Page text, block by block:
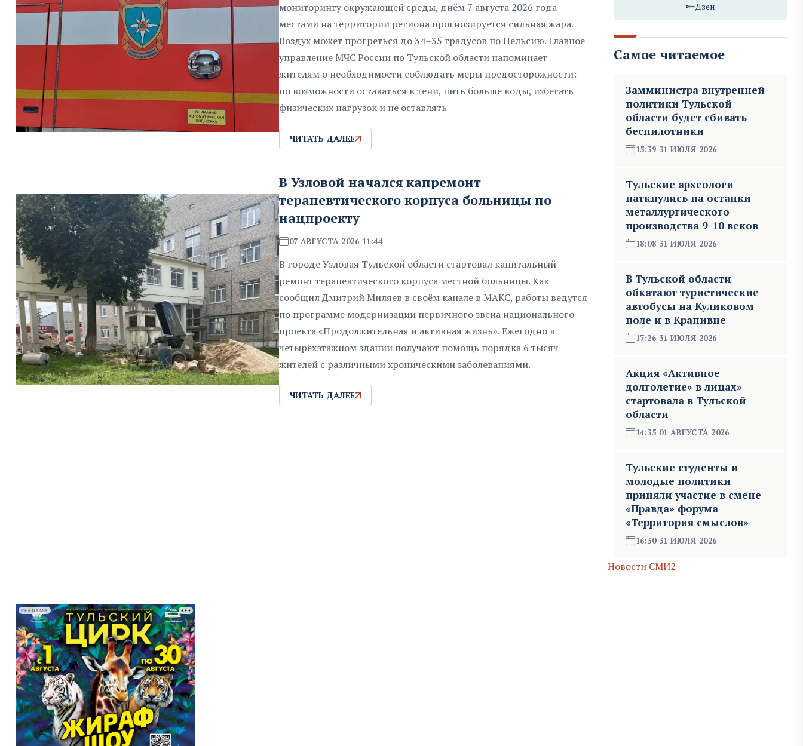
мониторингу окружающей среды, днём 7 августа 2026 года
местами на территории региона прогнозируется сильная жара.
Воздух может прогреться до 34–35 градусов по Цельсию. Главное
управление МЧС России по Тульской области напоминает
жителям о необходимости соблюдать меры предосторожности:
по возможности оставаться в тени, пить больше воды, избегать
физических нагрузок и не оставлять
ЧИТАТЬ ДАЛЕЕ
В Узловой начался капремонт
терапевтического корпуса больницы по
нацпроекту
07 АВГУСТА 2026 11:44
В городе Узловая Тульской области стартовал капитальный
ремонт терапевтического корпуса местной больницы. Как
сообщил Дмитрий Миляев в своём канале в МАКС, работы ведутся
по программе модернизации первичного звена национального
проекта «Продолжительная и активная жизнь». Ежегодно в
четырёхэтажном здании получают помощь порядка 6 тысяч
жителей с различными хроническими заболеваниями.
ЧИТАТЬ ДАЛЕЕ
Дзен
Самое читаемое
Замминистра внутренней
политики Тульской
области будет сбивать
беспилотники
15:39 31 ИЮЛЯ 2026
Тульские археологи
наткнулись на останки
металлургического
производства 9-10 веков
18:08 31 ИЮЛЯ 2026
В Тульской области
обкатают туристические
автобусы на Куликовом
поле и в Крапивне
17:26 31 ИЮЛЯ 2026
Акция «Активное
долголетие» в лицах»
стартовала в Тульской
области
14:35 01 АВГУСТА 2026
Тульские студенты и
молодые политики
приняли участие в смене
«Правда» форума
«Территория смыслов»
16:30 31 ИЮЛЯ 2026
Новости СМИ2
РЕКЛАМА